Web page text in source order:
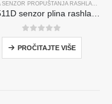
R134A SENZOR PROPUŠTANJA RASHLADNOG SREDSTVA
MP511D senzor plina rashladnog sredstva-senzor na bazi poluvodiča za otkrivanje propuštanja rashladnog sredstva
0od 5
PROČITAJTE VIŠE